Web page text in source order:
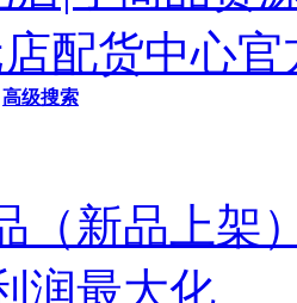
高级搜索
（新品上架
润最大化